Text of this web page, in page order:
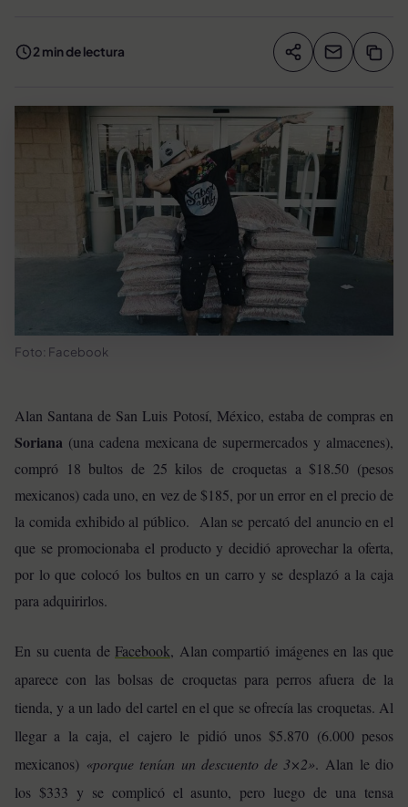
2 min de lectura Compartir
Foto: Facebook
Alan Santana de San Luis Potosí, México, estaba de compras en
Soriana (una cadena mexicana de supermercados y almacenes),
compró 18 bultos de 25 kilos de croquetas a $18.50 (pesos
mexicanos) cada uno, en vez de $185, por un error en el precio de
la comida exhibido al público. Alan se percató del anuncio en el
que se promocionaba el producto y decidió aprovechar la oferta,
por lo que colocó los bultos en un carro y se desplazó a la caja
para adquirirlos.
En su cuenta de Facebook, Alan compartió imágenes en las que
aparece con las bolsas de croquetas para perros afuera de la
tienda, y a un lado del cartel en el que se ofrecía las croquetas. Al
llegar a la caja, el cajero le pidió unos $5.870 (6.000 pesos
mexicanos) «porque tenían un descuento de 3×2». Alan le dio
los $333 y se complicó el asunto, pero luego de una tensa